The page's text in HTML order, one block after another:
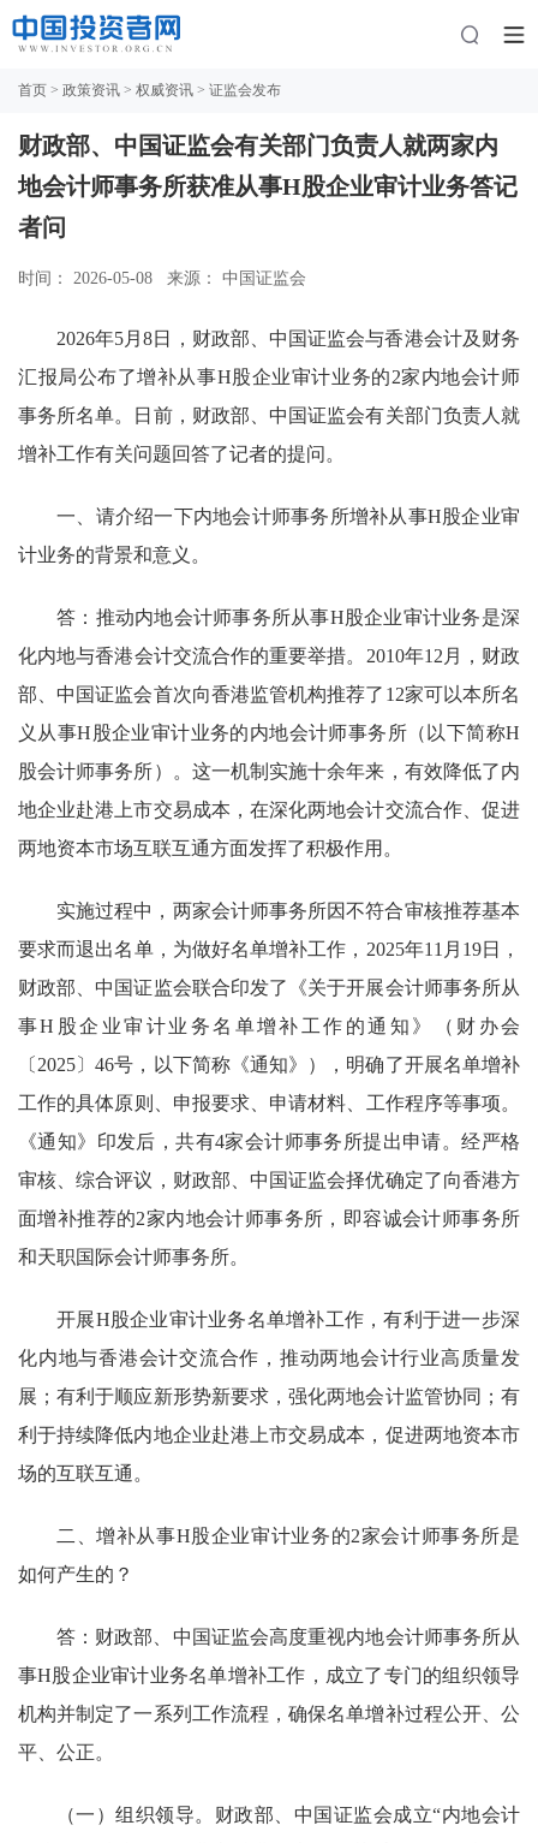
首页 > 政策资讯 > 权威资讯 > 证监会发布
财政部、中国证监会有关部门负责人就两家内
地会计师事务所获准从事H股企业审计业务答记
者问
时间： 2026-05-08 来源： 中国证监会
2026年5月8日，财政部、中国证监会与香港会计及财务
汇报局公布了增补从事H股企业审计业务的2家内地会计师
事务所名单。日前，财政部、中国证监会有关部门负责人就
增补工作有关问题回答了记者的提问。
一、 请介绍一下内地会计师事务所增补从事H股企业审
计业务的背景和意义。
答： 推动内地会计师事务所从事H股企业审计业务是深
化内地与香港会计交流合作的重要举措。 2010年12月， 财政
部、中国证监会首次向香港监管机构推荐了 12家可以本所名
义 从事H股企业审计业务的内地会计师事务所（以下简称H
股会计师事务所）
。这一机制实施十余年来，有效降低了内
地企业赴港上市交易成本，在深化两地会计交流合作、促进
两地资本市场互联互通方面发挥了积极作用。
实施过程中，两家会计师事务所因不符合审核推荐基本
要求而退出名单，为做好名单增补工作，2025年11月19日，
财政部、 中国证监会联合印发了《关于开展会计师事务所从
事H股企业审计业务名单增补工作的通知》（财 办会
〔2025〕46号，以下简称《通知》） ，明确了开展名单增补
工作的具体原则、 申报要求 、申请材料 工作程序等事项。
《通知》印发后，共有4家会计师事务所提出申请。经严格
审核、综合评议， 财政部、 中国证监会择优确定了向香港方
面增补推荐的2家内地会计师事务所，即容诚会计师事务所
和天职国际会计师事务所。
开展H股企业审计业务名单增补工作，有利于进一步深
化内地与香港会计交流合作，推动两地会计行业高质量发
展 ；有利于顺应新形势新要求，强化两地会计监管协同 ； 有
利于持续降低内地企业赴港上市交易成本，促进两地资本市
场的互联互通。
二、增补从事H股企业审计业务的2家会计师事务所是
如何产生的？
答： 财政部、 中国证监会高度重视内地会计师事务所从
事H股企业审计业务名单增补工作，成立了专门的组织领导
机构并制定了一系列工作流程 ，确保名单增补过程公开、公
平、公正。
（一）组织领导。 财政部、 中国 证监会成立“内地会计